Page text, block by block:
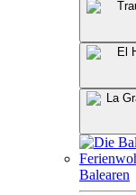
Balearen